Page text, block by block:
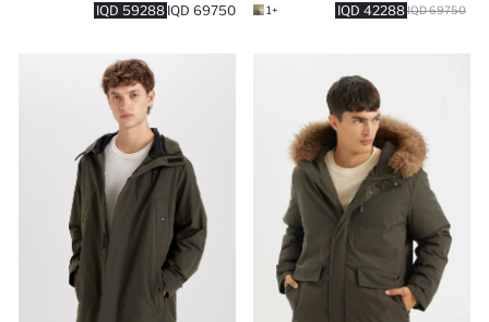
42288 IQD 69750 IQD
+1
59288 IQD 69750 IQD